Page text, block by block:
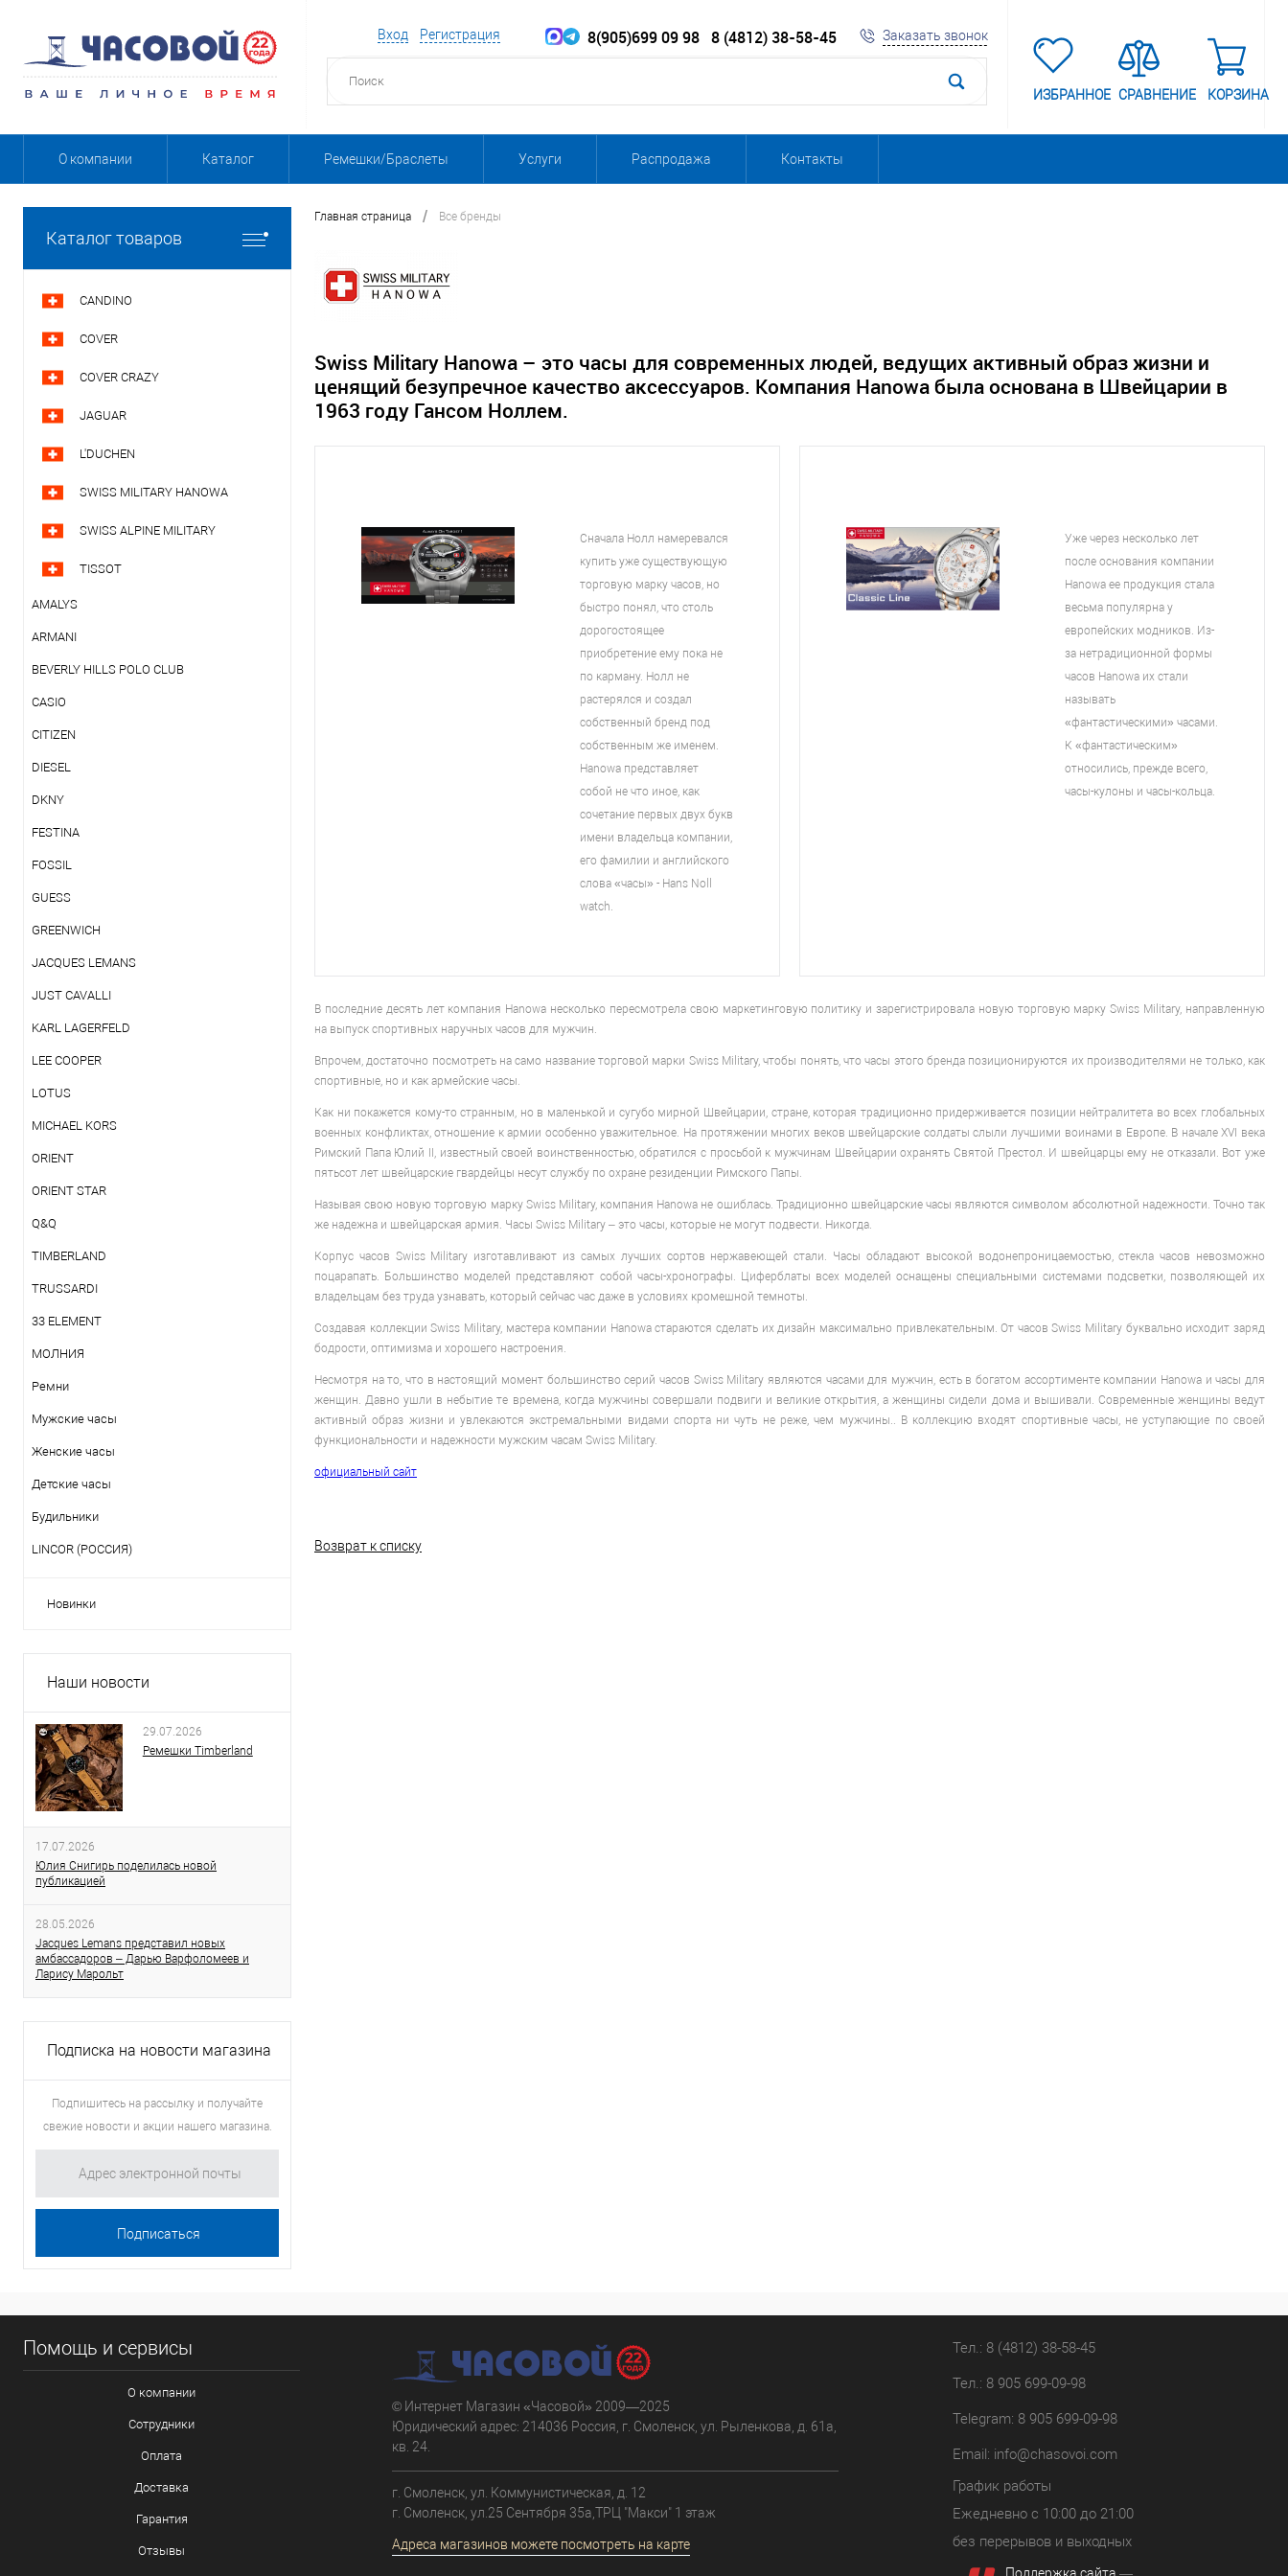
Вход Регистрация 8(905)699 09 98 8 (4812) 38-58-45 Заказать звонок
ИЗБРАННОЕ СРАВНЕНИЕ КОРЗИНА
О компании Каталог Ремешки/Браслеты Услуги Распродажа Контакты
Каталог товаров
CANDINO
COVER
COVER CRAZY
JAGUAR
L'DUCHEN
SWISS MILITARY HANOWA
SWISS ALPINE MILITARY
TISSOT
AMALYS
ARMANI
BEVERLY HILLS POLO CLUB
CASIO
CITIZEN
DIESEL
DKNY
FESTINA
FOSSIL
GUESS
GREENWICH
JACQUES LEMANS
JUST CAVALLI
KARL LAGERFELD
LEE COOPER
LOTUS
MICHAEL KORS
ORIENT
ORIENT STAR
Q&Q
TIMBERLAND
TRUSSARDI
33 ELEMENT
МОЛНИЯ
Ремни
Мужские часы
Женские часы
Детские часы
Будильники
LINCOR (РОССИЯ)
Новинки
Наши новости
29.07.2026
Ремешки Timberland
17.07.2026
Юлия Снигирь поделилась новой
публикацией
28.05.2026
Jacques Lemans представил новых
амбассадоров – Дарью Варфоломеев и
Ларису Марольт
Подписка на новости магазина
Подпишитесь на рассылку и получайте
свежие новости и акции нашего магазина.
Главная страница / Все бренды
Swiss Military Hanowa – это часы для современных людей, ведущих активный образ жизни и
ценящий безупречное качество аксессуаров. Компания Hanowa была основана в Швейцарии в
1963 году Гансом Ноллем.
Сначала Нолл намеревался
купить уже существующую
торговую марку часов, но
быстро понял, что столь
дорогостоящее
приобретение ему пока не
по карману. Нолл не
растерялся и создал
собственный бренд под
собственным же именем.
Hanowa представляет
собой не что иное, как
сочетание первых двух букв
имени владельца компании,
его фамилии и английского
слова «часы» - Hans Noll
watch.
Уже через несколько лет
после основания компании
Hanowa ее продукция стала
весьма популярна у
европейских модников. Из-
за нетрадиционной формы
часов Hanowa их стали
называть
«фантастическими» часами.
К «фантастическим»
относились, прежде всего,
часы-кулоны и часы-кольца.
В последние десять лет компания Hanowa несколько пересмотрела свою маркетинговую политику и зарегистрировала новую торговую марку Swiss Military, направленную
на выпуск спортивных наручных часов для мужчин.
Впрочем, достаточно посмотреть на само название торговой марки Swiss Military, чтобы понять, что часы этого бренда позиционируются их производителями не только, как
спортивные, но и как армейские часы.
Как ни покажется кому-то странным, но в маленькой и сугубо мирной Швейцарии, стране, которая традиционно придерживается позиции нейтралитета во всех глобальных
военных конфликтах, отношение к армии особенно уважительное. На протяжении многих веков швейцарские солдаты слыли лучшими воинами в Европе. В начале XVI века
Римский Папа Юлий II, известный своей воинственностью, обратился с просьбой к мужчинам Швейцарии охранять Святой Престол. И швейцарцы ему не отказали. Вот уже
пятьсот лет швейцарские гвардейцы несут службу по охране резиденции Римского Папы.
Называя свою новую торговую марку Swiss Military, компания Hanowa не ошиблась. Традиционно швейцарские часы являются символом абсолютной надежности. Точно так
же надежна и швейцарская армия. Часы Swiss Military – это часы, которые не могут подвести. Никогда.
Корпус часов Swiss Military изготавливают из самых лучших сортов нержавеющей стали. Часы обладают высокой водонепроницаемостью, стекла часов невозможно
поцарапать. Большинство моделей представляют собой часы-хронографы. Циферблаты всех моделей оснащены специальными системами подсветки, позволяющей их
владельцам без труда узнавать, который сейчас час даже в условиях кромешной темноты.
Создавая коллекции Swiss Military, мастера компании Hanowa стараются сделать их дизайн максимально привлекательным. От часов Swiss Military буквально исходит заряд
бодрости, оптимизма и хорошего настроения.
Несмотря на то, что в настоящий момент большинство серий часов Swiss Military являются часами для мужчин, есть в богатом ассортименте компании Hanowa и часы для
женщин. Давно ушли в небытие те времена, когда мужчины совершали подвиги и великие открытия, а женщины сидели дома и вышивали. Современные женщины ведут
активный образ жизни и увлекаются экстремальными видами спорта ни чуть не реже, чем мужчины.. В коллекцию входят спортивные часы, не уступающие по своей
функциональности и надежности мужским часам Swiss Military.
официальный сайт
Возврат к списку
Помощь и сервисы
О компании
Сотрудники
Оплата
Доставка
Гарантия
Отзывы
© Интернет Магазин «Часовой» 2009—2025
Юридический адрес: 214036 Россия, г. Смоленск, ул. Рыленкова, д. 61а,
кв. 24.
г. Смоленск, ул. Коммунистическая, д. 12
г. Смоленск, ул.25 Сентября 35а,ТРЦ "Макси" 1 этаж
Адреса магазинов можете посмотреть на карте
Тел.: 8 (4812) 38-58-45
Тел.: 8 905 699-09-98
Telegram: 8 905 699-09-98
Email: info@chasovoi.com
График работы
Ежедневно с 10:00 до 21:00
без перерывов и выходных